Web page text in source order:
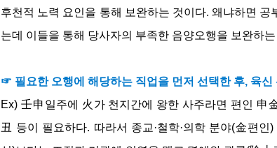
후천적 노력 요인을 통해 보완하는 것이다. 왜냐하면 공
는데 이들을 통해 당사자의 부족한 음양오행을 보완하
☞ 필요한 오행에 해당하는 직업을 먼저 선택한 후, 육신
Ex) 壬申일주에 火가 천지간에 왕한 사주라면 편인 申
丑 등이 필요하다. 따라서 종교·철학·의학 분야(金편